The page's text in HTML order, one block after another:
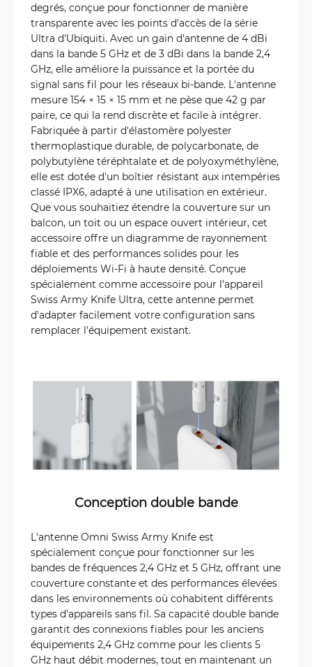
degrés, conçue pour fonctionner de manière
transparente avec les points d'accès de la série
Ultra d'Ubiquiti. Avec un gain d'antenne de 4 dBi
dans la bande 5 GHz et de 3 dBi dans la bande 2,4
GHz, elle améliore la puissance et la portée du
signal sans fil pour les réseaux bi-bande. L'antenne
mesure 154 × 15 × 15 mm et ne pèse que 42 g par
paire, ce qui la rend discrète et facile à intégrer.
Fabriquée à partir d'élastomère polyester
thermoplastique durable, de polycarbonate, de
polybutylène téréphtalate et de polyoxyméthylène,
elle est dotée d'un boîtier résistant aux intempéries
classé IPX6, adapté à une utilisation en extérieur.
Que vous souhaitiez étendre la couverture sur un
balcon, un toit ou un espace ouvert intérieur, cet
accessoire offre un diagramme de rayonnement
fiable et des performances solides pour les
déploiements Wi-Fi à haute densité. Conçue
spécialement comme accessoire pour l'appareil
Swiss Army Knife Ultra, cette antenne permet
d'adapter facilement votre configuration sans
remplacer l'équipement existant.
Conception double bande
L'antenne Omni Swiss Army Knife est
spécialement conçue pour fonctionner sur les
bandes de fréquences 2,4 GHz et 5 GHz, offrant une
couverture constante et des performances élevées
dans les environnements où cohabitent différents
types d'appareils sans fil. Sa capacité double bande
garantit des connexions fiables pour les anciens
équipements 2,4 GHz comme pour les clients 5
GHz haut débit modernes, tout en maintenant un